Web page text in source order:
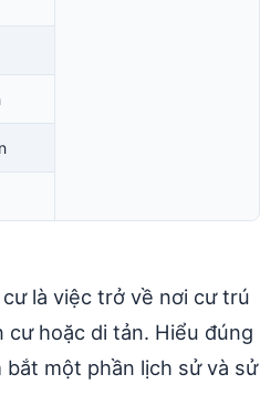
cư là việc trở về nơi cư trú
cư hoặc di tản. Hiểu đúng
bắt một phần lịch sử và sử